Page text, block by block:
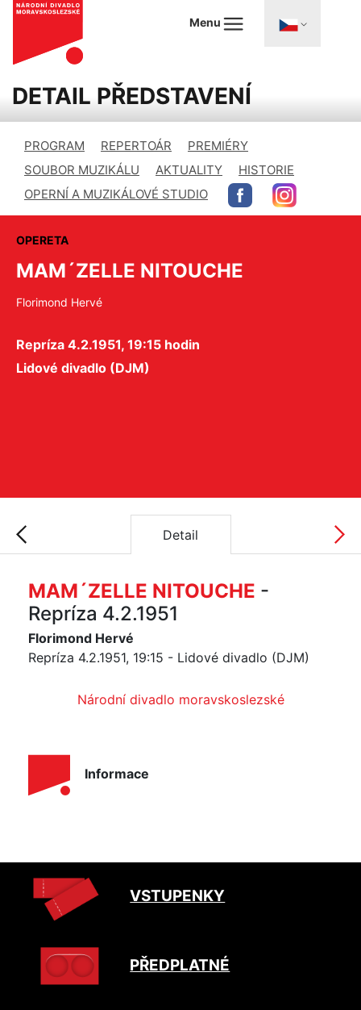
Menu
DETAIL PŘEDSTAVENÍ
PROGRAM REPERTOÁR
PREMIÉRY
SOUBOR MUZIKÁLU
AKTUALITY
HISTORIE
OPERNÍ A MUZIKÁLOVÉ STUDIO
OPERETA
MAM´ZELLE NITOUCHE
Florimond Hervé
Repríza 4.2.1951, 19:15 hodin
Lidové divadlo (DJM)
Detail
MAM´ZELLE NITOUCHE -
Repríza 4.2.1951
Florimond Hervé
Repríza 4.2.1951, 19:15 - Lidové divadlo (DJM)
Informace
Národní divadlo moravskoslezské
VSTUPENKY
PŘEDPLATNÉ